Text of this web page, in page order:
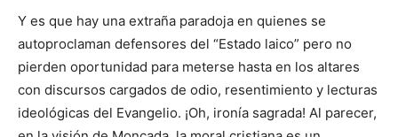
Y es que hay una extraña paradoja en quienes se
autoproclaman defensores del “Estado laico” pero no
pierden oportunidad para meterse hasta en los altares
con discursos cargados de odio, resentimiento y lecturas
ideológicas del Evangelio. ¡Oh, ironía sagrada! Al parecer,